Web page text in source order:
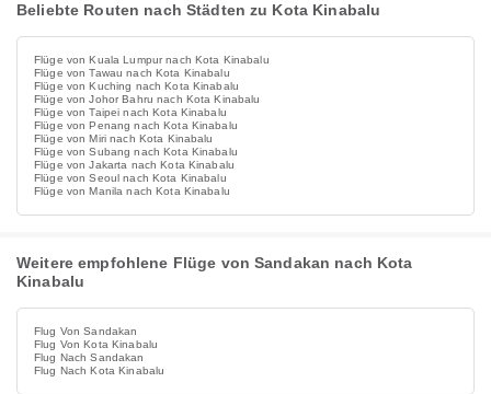
Beliebte Routen nach Städten zu Kota Kinabalu
Flüge von Kuala Lumpur nach Kota Kinabalu
Flüge von Tawau nach Kota Kinabalu
Flüge von Kuching nach Kota Kinabalu
Flüge von Johor Bahru nach Kota Kinabalu
Flüge von Taipei nach Kota Kinabalu
Flüge von Penang nach Kota Kinabalu
Flüge von Miri nach Kota Kinabalu
Flüge von Subang nach Kota Kinabalu
Flüge von Jakarta nach Kota Kinabalu
Flüge von Seoul nach Kota Kinabalu
Flüge von Manila nach Kota Kinabalu
Weitere empfohlene Flüge von Sandakan nach Kota
Kinabalu
Flug Von Sandakan
Flug Von Kota Kinabalu
Flug Nach Sandakan
Flug Nach Kota Kinabalu